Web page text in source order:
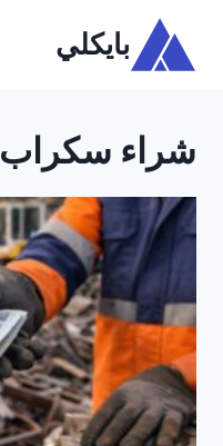
المحتوى
بايكلي
شراء سكراب